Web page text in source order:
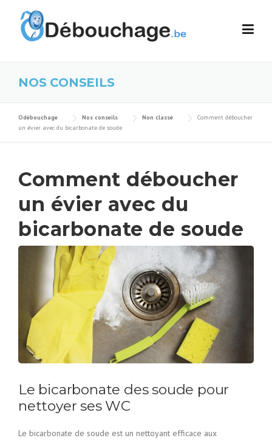
NOS CONSEILS
Odébouchage Nos conseils Non classé
Comment déboucher
un évier avec du bicarbonate de soude
Comment déboucher
un évier avec du
bicarbonate de soude
Le bicarbonate des soude pour
nettoyer ses WC
Le bicarbonate de soude est un nettoyant efficace aux